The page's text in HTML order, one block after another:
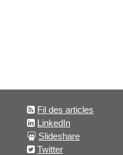
Fil des articles
LinkedIn
Slideshare
Twitter